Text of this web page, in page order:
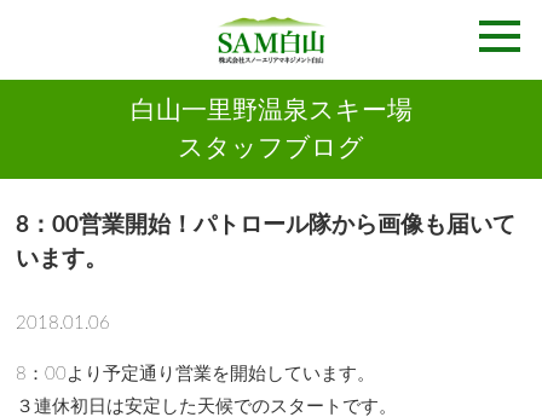
白山一里野温泉スキー場
スタッフブログ
8：00営業開始！パトロール隊から画像も届いて
います。
2018.01.06
8：00より予定通り営業を開始しています。
３連休初日は安定した天候でのスタートです。